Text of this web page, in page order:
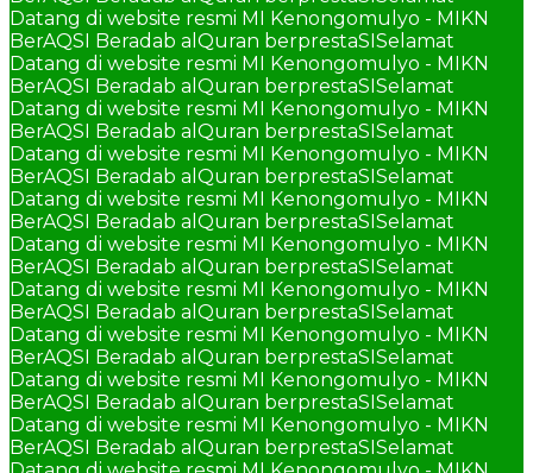
Datang di website resmi MI Kenongomulyo - MIKN
BerAQSI Beradab alQuran berprestaSISelamat
Datang di website resmi MI Kenongomulyo - MIKN
BerAQSI Beradab alQuran berprestaSISelamat
Datang di website resmi MI Kenongomulyo - MIKN
BerAQSI Beradab alQuran berprestaSISelamat
Datang di website resmi MI Kenongomulyo - MIKN
BerAQSI Beradab alQuran berprestaSISelamat
Datang di website resmi MI Kenongomulyo - MIKN
BerAQSI Beradab alQuran berprestaSISelamat
Datang di website resmi MI Kenongomulyo - MIKN
BerAQSI Beradab alQuran berprestaSISelamat
Datang di website resmi MI Kenongomulyo - MIKN
BerAQSI Beradab alQuran berprestaSISelamat
Datang di website resmi MI Kenongomulyo - MIKN
BerAQSI Beradab alQuran berprestaSISelamat
Datang di website resmi MI Kenongomulyo - MIKN
BerAQSI Beradab alQuran berprestaSISelamat
Datang di website resmi MI Kenongomulyo - MIKN
BerAQSI Beradab alQuran berprestaSISelamat